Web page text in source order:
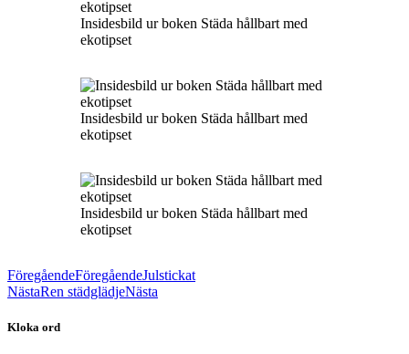
Insidesbild ur boken Städa hållbart med
ekotipset
Insidesbild ur boken Städa hållbart med
ekotipset
Insidesbild ur boken Städa hållbart med
ekotipset
FöregåendeFöregåendeJulstickat
NästaRen städglädjeNästa
Kloka ord